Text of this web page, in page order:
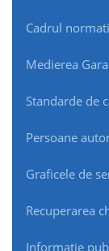
Cadrul
Medierea
Standarde de
Persoane
Graficele de
Recuperarea
Informație